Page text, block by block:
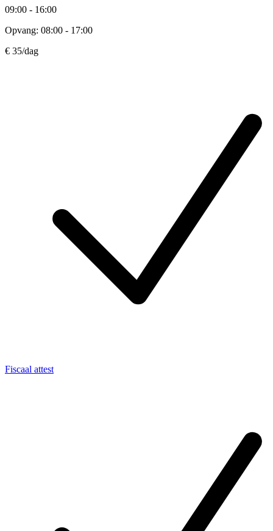
09:00 - 16:00
Opvang: 08:00 - 17:00
€ 35/dag
Fiscaal attest